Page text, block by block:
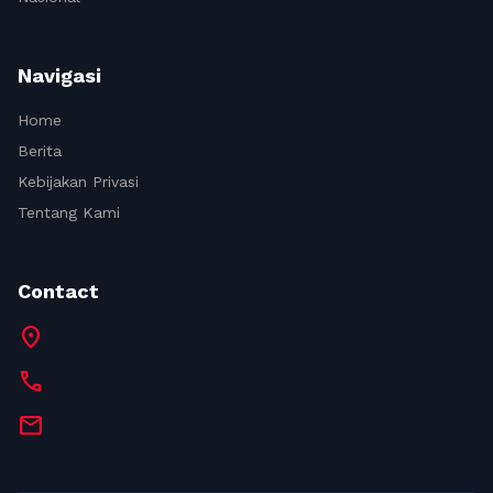
Navigasi
Home
Berita
Kebijakan Privasi
Tentang Kami
Contact
location_on
call
mail